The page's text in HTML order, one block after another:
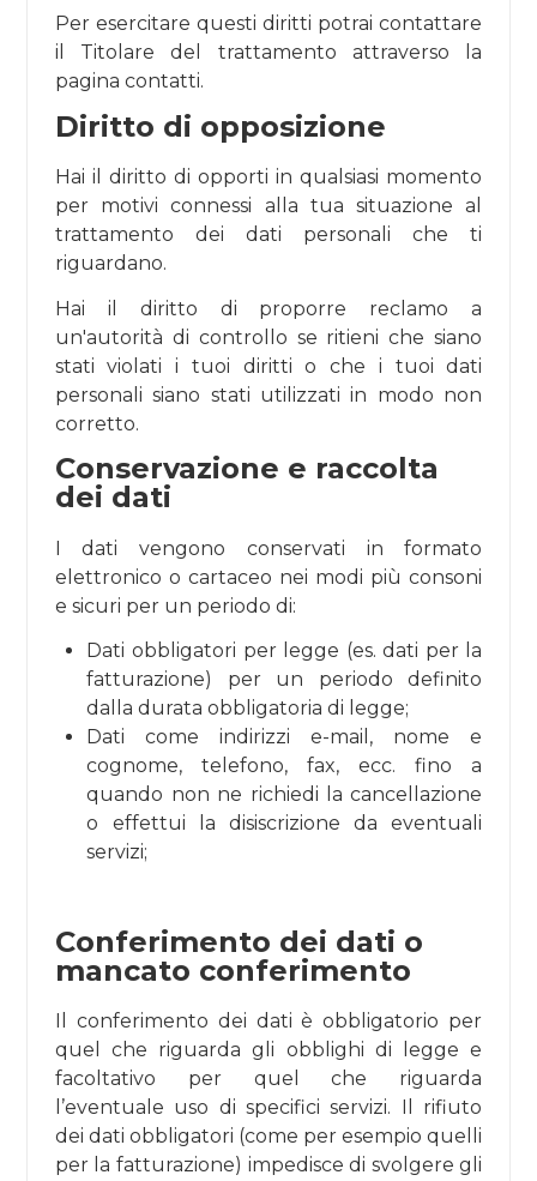
Per esercitare questi diritti potrai contattare
il Titolare del trattamento attraverso la
pagina contatti.
Diritto di opposizione
Hai il diritto di opporti in qualsiasi momento
per motivi connessi alla tua situazione al
trattamento dei dati personali che ti
riguardano.
Hai il diritto di proporre reclamo a
un'autorità di controllo se ritieni che siano
stati violati i tuoi diritti o che i tuoi dati
personali siano stati utilizzati in modo non
corretto.
Conservazione e raccolta
dei dati
I dati vengono conservati in formato
elettronico o cartaceo nei modi più consoni
e sicuri per un periodo di:
Dati obbligatori per legge (es. dati per la
fatturazione) per un periodo definito
dalla durata obbligatoria di legge;
Dati come indirizzi e-mail, nome e
cognome, telefono, fax, ecc. fino a
quando non ne richiedi la cancellazione
o effettui la disiscrizione da eventuali
servizi;
Conferimento dei dati o
mancato conferimento
Il conferimento dei dati è obbligatorio per
quel che riguarda gli obblighi di legge e
facoltativo per quel che riguarda
l’eventuale uso di specifici servizi. Il rifiuto
dei dati obbligatori (come per esempio quelli
per la fatturazione) impedisce di svolgere gli